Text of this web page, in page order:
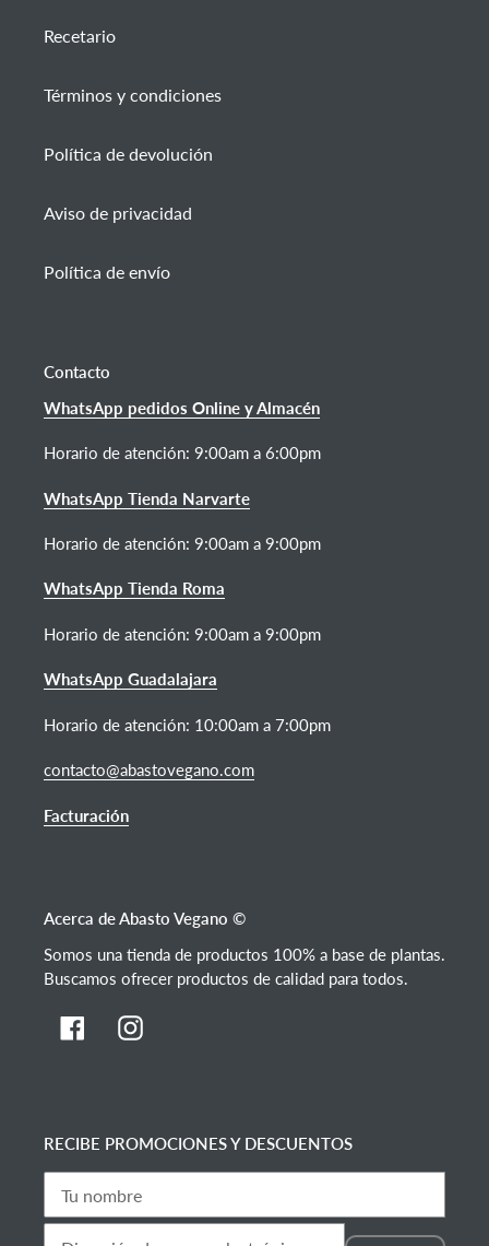
Recetario
Términos y condiciones
Política de devolución
Aviso de privacidad
Política de envío
Contacto
WhatsApp pedidos Online y Almacén
Horario de atención: 9:00am a 6:00pm
WhatsApp Tienda Narvarte
Horario de atención: 9:00am a 9:00pm
WhatsApp Tienda Roma
Horario de atención: 9:00am a 9:00pm
WhatsApp Guadalajara
Horario de atención: 10:00am a 7:00pm
contacto@abastovegano.com
Facturación
Acerca de Abasto Vegano ©
Somos una tienda de productos 100% a base de plantas.
Buscamos ofrecer productos de calidad para todos.
FacebookInstagram
RECIBE PROMOCIONES Y DESCUENTOS